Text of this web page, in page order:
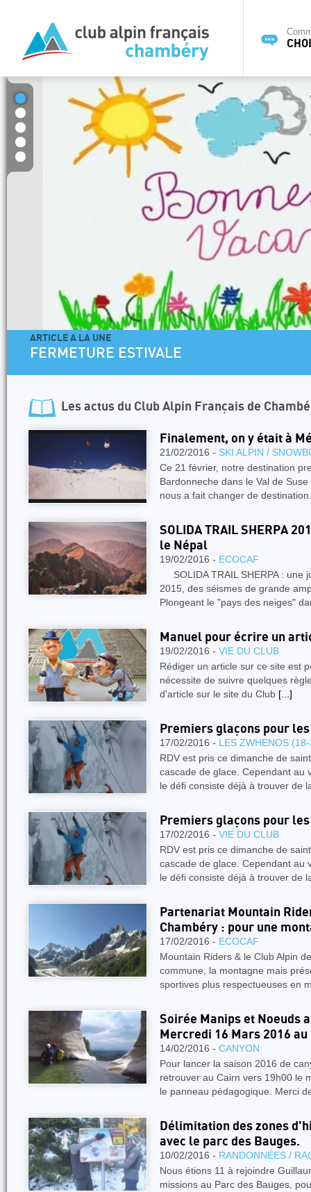
ARTICLE A LA UNE
FERMETURE ESTIVALE
Les actus du Club Alpin Français de
Finalement, on y était à
21/02/2016 - SKI ALPIN /
Ce 21 février, notre destination
Bardonneche dans le Val de
nous a fait changer de
SOLIDA TRAIL SHERPA
le Népal
19/02/2016 - ECOCAF
SOLIDA TRAIL SHERPA : une
2015, des séismes de grande
Plongeant le "pays des neiges"
Manuel pour écrire un
19/02/2016 - VIE DU CLUB
Rédiger un article sur ce site est
nécessite de suivre quelques
d'article sur le site du Club [...]
Premiers glaçons pour
17/02/2016 - LES ZWHENOS
RDV est pris ce dimanche de
cascade de glace. Cependant au
le défi consiste déjà à trouver de
Premiers glaçons pour
17/02/2016 - VIE DU CLUB
RDV est pris ce dimanche de
cascade de glace. Cependant au
le défi consiste déjà à trouver de
Partenariat Mountain
Chambéry : pour une
17/02/2016 - ECOCAF
Mountain Riders & le Club Alpin
commune, la montagne mais
sportives plus respectueuses en
Soirée Manips et Noeuds
Mercredi 16 Mars 2016 au
14/02/2016 - CANYON
Pour lancer la saison 2016 de
retrouver au Cairn vers 19h00 le
le panneau pédagogique. Merci
Délimitation des zones
avec le parc des Bauges.
10/02/2016 - RANDONNÉES /
Nous étions 11 à rejoindre
missions au Parc des Bauges,